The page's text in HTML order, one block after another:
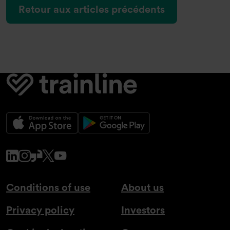
Retour aux articles précédents
www.linkedin.com
www.instagram.com
www.glassdoor.co.uk
x.comwww.youtube.com
About us
Investors
Conditions of use
Privacy policy